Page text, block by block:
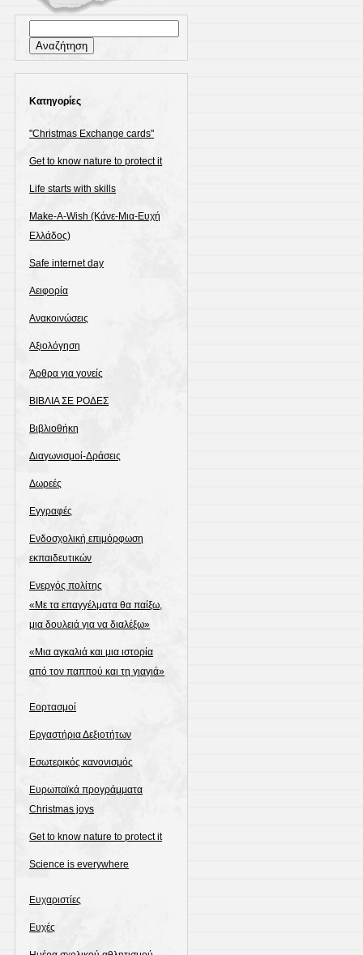
για:
Kατηγορίες
"Christmas Exchange cards"
Get to know nature to protect it
Life starts with skills
Make-A-Wish (Κάνε-Μια-Ευχή
Ελλάδος)
Safe internet day
Αειφορία
Ανακοινώσεις
Αξιολόγηση
Άρθρα για γονείς
ΒΙΒΛΙΑ ΣΕ ΡΟΔΕΣ
Βιβλιοθήκη
Διαγωνισμοί-Δράσεις
Δωρεές
Εγγραφές
Ενδοσχολική επιμόρφωση
εκπαιδευτικών
Ενεργός πολίτης
«Με τα επαγγέλματα θα παίξω,
μια δουλειά για να διαλέξω»
«Μια αγκαλιά και μια ιστορία
από τον παππού και τη γιαγιά»
Εορτασμοί
Εργαστήρια Δεξιοτήτων
Εσωτερικός κανονισμός
Ευρωπαϊκά προγράμματα
Christmas joys
Get to know nature to protect it
Science is everywhere
Ευχαριστίες
Ευχές